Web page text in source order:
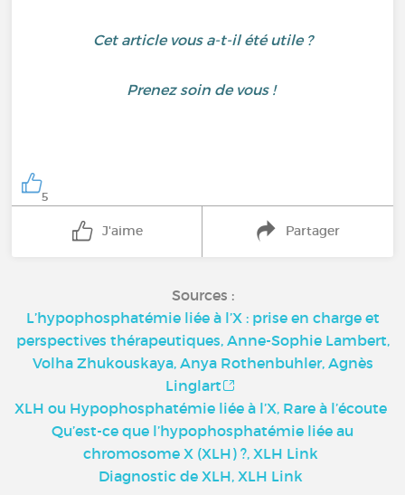
Cet article vous a-t-il été utile ?
Prenez soin de vous !
5
J'aime Partager
Sources :
L’hypophosphatémie liée à l’X : prise en charge et
perspectives thérapeutiques, Anne-Sophie Lambert,
Volha Zhukouskaya, Anya Rothenbuhler, Agnès
Linglart
XLH ou Hypophosphatémie liée à l’X, Rare à l’écoute
Qu’est-ce que l’hypophosphatémie liée au
chromosome X (XLH) ?, XLH Link
Diagnostic de XLH, XLH Link